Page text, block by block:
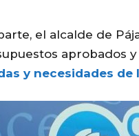
el alcalde de
aprobados
y necesidades